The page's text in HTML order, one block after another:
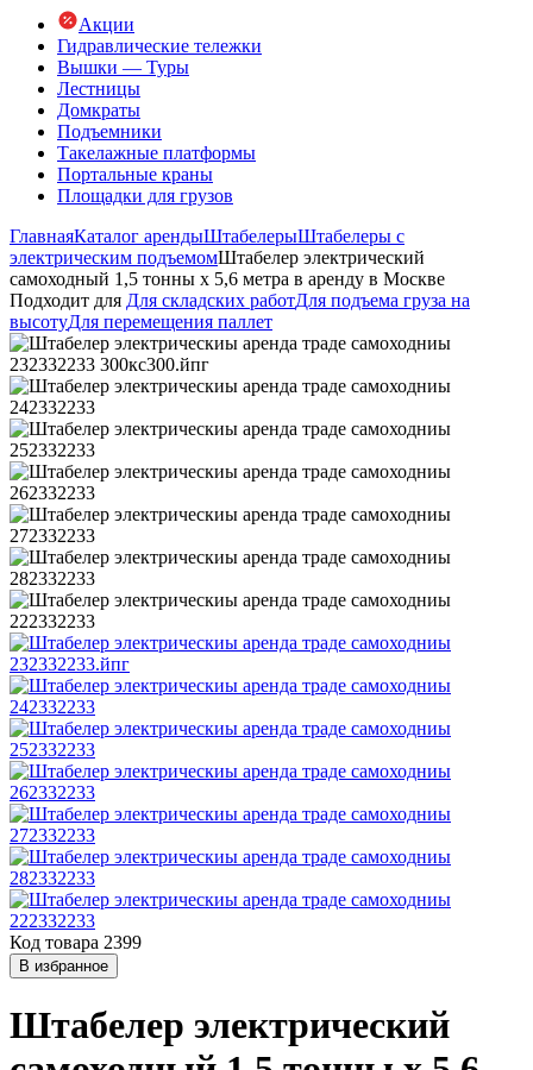
Акции
Гидравлические тележки
Вышки — Туры
Лестницы
Домкраты
Подъемники
Такелажные платформы
Портальные краны
Площадки для грузов
ГлавнаяКаталог арендыШтабелерыШтабелеры с
электрическим подъемомШтабелер электрический
самоходный 1,5 тонны х 5,6 метра в аренду в Москве
Подходит для Для складских работДля подъема груза на
высотуДля перемещения паллет
Код товара 2399
В избранное
Штабелер электрический